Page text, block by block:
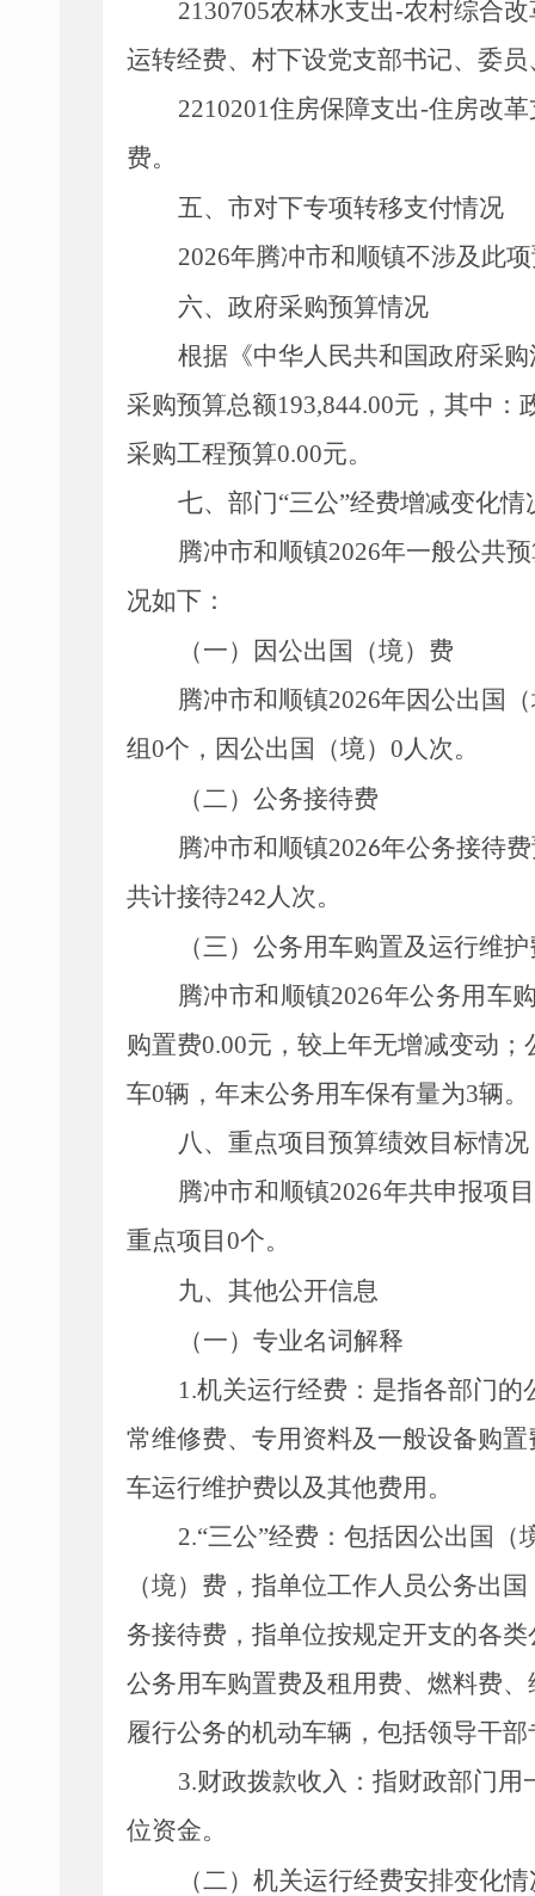
2130705农林水支出-农村综合改
运转经费、村下设党支部书记、委
2210201住房保障支出-住房改革
费。
五、市对下专项转移支付情况
2026年腾冲市和顺镇不涉及此
六、政府采购预算情况
根据《中华人民共和国政府采
采购预算总额193,844.00元，其中：
采购工程预算0.00元。
七、部门“三公”经费增减变化
腾冲市和顺镇2026年一般公共
况如下：
（一）
因公出国（境）费
腾冲市和顺镇2026年因公出国
组0个，因公出国（境） 0人次。
（二） 公务接待费
腾冲市和顺镇2026年公务接待
共计接待242人次。
（三） 公务用车购置及运行维护
腾冲市和顺镇2026年公务用车
购置费0.00元，较上年无增减变动；
车0辆，年末公务用车保有量为3辆。
八、重点项目预算绩效目标情况
腾冲市和顺镇2026年共申报项目
重点项目0个。
九、其他公开信息
（一）专业名词解释
1.机关运行经费：是指各部门
常维修费、专用资料及一般设备购
车运行维护费以及其他费用。
2.“三公”经费：包括因公出国
（境）费，指单位工作人员公务出
务接待费，指单位按规定开支的各
公务用车购置费及租用费、燃料费
履行公务的机动车辆，包括领导干
3.财政拨款收入：指财政部门
位资金。
（二）机关运行经费安排变化